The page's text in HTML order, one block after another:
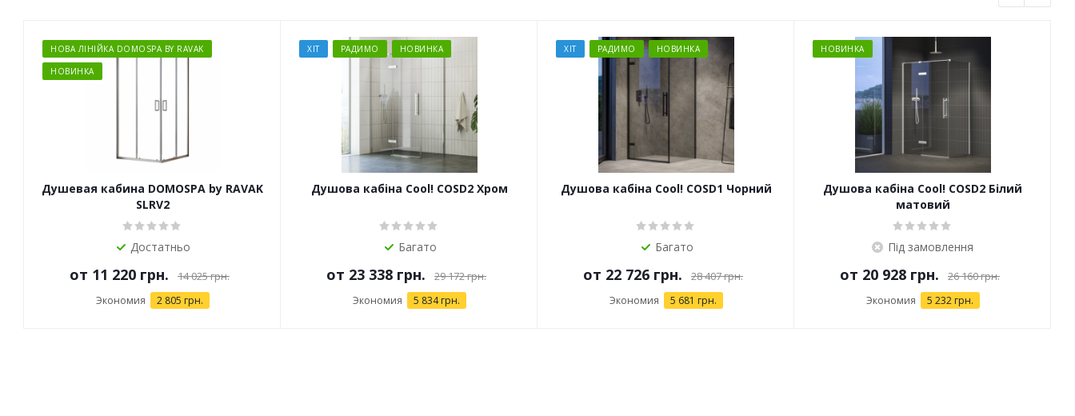
НОВА ЛІНІЙКА DOMOSPA BY RAVAK
НОВИНКА
Душевая кабина DOMOSPA by RAVAK
SLRV2
Достатньо
от 11 220 грн. 14 025 грн.
Экономия 2 805 грн.
ХІТ РАДИМО НОВИНКА
Душова кабіна Cool! COSD2 Хром
Багато
от 23 338 грн. 29 172 грн.
Экономия 5 834 грн.
ХІТ РАДИМО НОВИНКА
Душова кабіна Cool! COSD1 Чорний
Багато
от 22 726 грн. 28 407 грн.
Экономия 5 681 грн.
НОВИНКА
Душова кабіна Cool! COSD2 Білий
матовий
Під замовлення
от 20 928 грн. 26 160 грн.
Экономия 5 232 грн.